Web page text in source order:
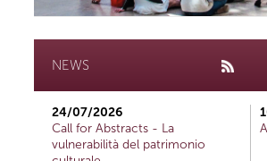
NEWS
24/07/2026
Call for Abstracts - La
vulnerabilità del patrimonio